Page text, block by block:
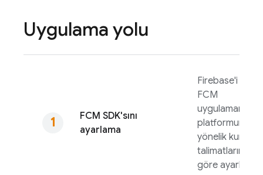
Uygulama yolu
FCM SDK'sını
ayarlama
Firebase'i ve
FCM
uygulamanızda
platformunuza
yönelik kurulum
talimatlarına
göre ayarlayın.